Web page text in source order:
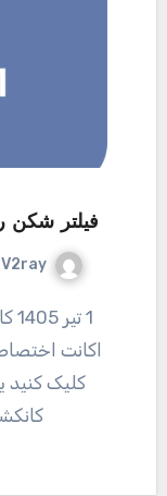
فیلتر شکن
V2ray
1 تیر 1405 کانال تلگرامی V2ray.tel برای خرید
اکانت
کلیک کنید